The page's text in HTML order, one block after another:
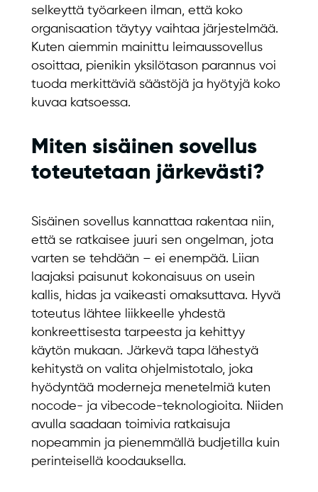
selkeyttä työarkeen ilman, että koko
organisaation täytyy vaihtaa järjestelmää.
Kuten aiemmin mainittu leimaussovellus
osoittaa, pienikin yksilötason parannus voi
tuoda merkittäviä säästöjä ja hyötyjä koko
kuvaa katsoessa.
Miten sisäinen sovellus
toteutetaan järkevästi?
Sisäinen sovellus kannattaa rakentaa niin,
että se ratkaisee juuri sen ongelman, jota
varten se tehdään – ei enempää. Liian
laajaksi paisunut kokonaisuus on usein
kallis, hidas ja vaikeasti omaksuttava. Hyvä
toteutus lähtee liikkeelle yhdestä
konkreettisesta tarpeesta ja kehittyy
käytön mukaan. Järkevä tapa lähestyä
kehitystä on valita ohjelmistotalo, joka
hyödyntää moderneja menetelmiä kuten
nocode- ja vibecode-teknologioita. Niiden
avulla saadaan toimivia ratkaisuja
nopeammin ja pienemmällä budjetilla kuin
perinteisellä koodauksella.